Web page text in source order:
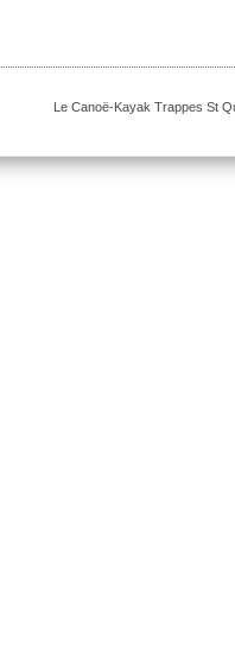
Le Canoë-Kayak Trappes St